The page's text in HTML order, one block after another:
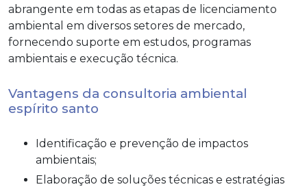
abrangente em todas as etapas de licenciamento
ambiental em diversos setores de mercado,
fornecendo suporte em estudos, programas
ambientais e execução técnica.
Vantagens da consultoria ambiental
espírito santo
ambientais;
Elaboração de soluções técnicas e estratégias